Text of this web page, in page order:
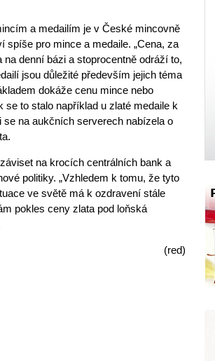
a medailím je v České mincovně
spíše pro mince a medaile. „Cena, za
denní bázi a stoprocentně odráží to,
jsou důležité především jejich téma
dokáže cenu mince nebo
se to stalo například u zlaté medaile k
na aukčních serverech nabízela o
na krocích centrálních bank a
politiky. „Vzhledem k tomu, že tyto
ve světě má k ozdravení stále
pokles ceny zlata pod loňská
(red)